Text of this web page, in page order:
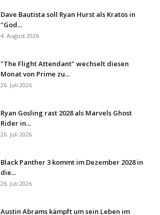
Dave Bautista soll Ryan Hurst als Kratos in
"God...
4. August 2026
"The Flight Attendant" wechselt diesen
Monat von Prime zu...
26. Juli 2026
Ryan Gosling rast 2028 als Marvels Ghost
Rider in...
26. Juli 2026
Black Panther 3 kommt im Dezember 2028 in
die...
26. Juli 2026
Austin Abrams kämpft um sein Leben im